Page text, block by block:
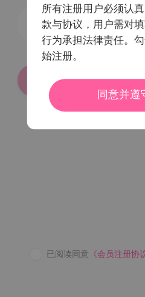
登录/
密码
所有注册用户必须认
款与协议，用户需对
行为承担法律责任。
始注册。
同意并遵
已阅读同意 《会员注册协